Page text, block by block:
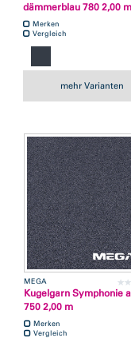
dämmerblau 780 2,00 m
Merken
Vergleich
mehr Varianten
MEGA
Kugelgarn Symphonie
750 2,00 m
Merken
Vergleich